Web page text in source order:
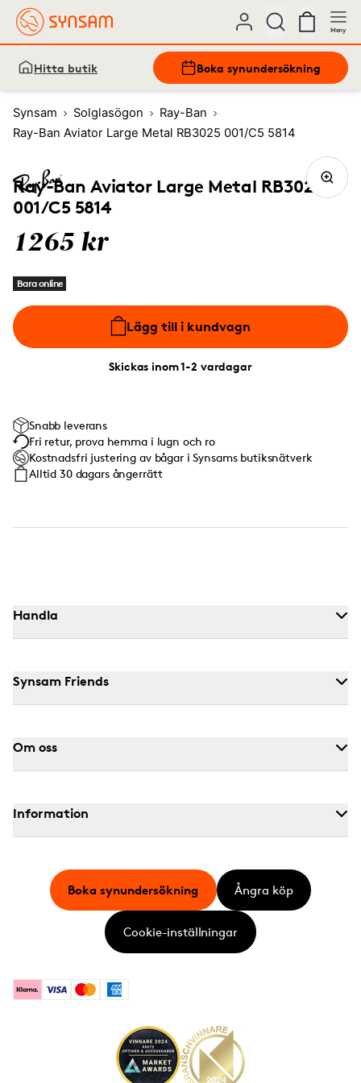
Meny
Hitta butik Boka synundersökning
Synsam Solglasögon
Ray-Ban
Ray-Ban Aviator Large Metal RB3025 001/C5 5814
Ray-Ban Aviator Large Metal RB3025
001/C5 5814
1265 kr
Bara online
Lägg till i kundvagn
Skickas inom 1-2 vardagar
Snabb leverans
Fri retur, prova hemma i lugn och ro
Kostnadsfri justering av bågar i Synsams butiksnätverk
Alltid 30 dagars ångerrätt
Handla
Synsam Friends
Om oss
Information
KlarnaVisa MastercardAmerican Express
Boka synundersökning Ångra köp
Cookie-inställningar